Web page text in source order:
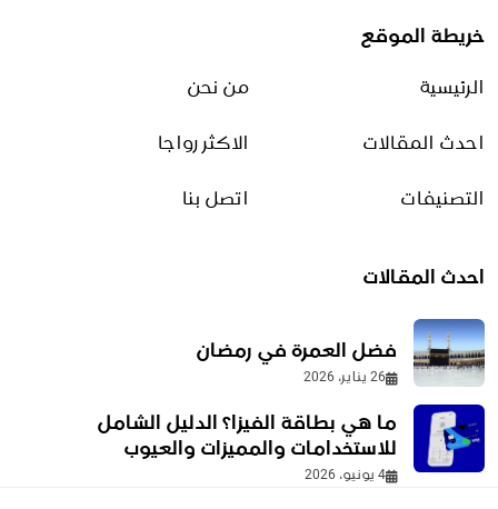
وطرق التخفيف الآمنة
14 يونيو، 2026
أقوال عن الخريف
28 ديسمبر، 2025
خريطة الموقع
الرئيسية من نحن
احدث المقالات الاكثر رواجا
التصنيفات اتصل بنا
احدث المقالات
فضل العمرة في رمضان
26 يناير، 2026
ما هي بطاقة الفيزا؟ الدليل الشامل
للاستخدامات والمميزات والعيوب
4 يونيو، 2026